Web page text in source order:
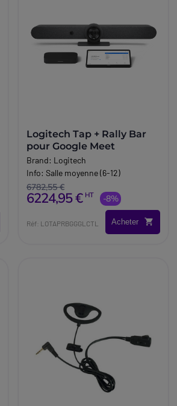
Logitech Tap + Rally Bar
pour Google Meet
Brand: Logitech
Info: Salle moyenne (6-12)
6782,55 €
6224,95 € HT -8%
Réf: LOTAPRBGGGLCTL Acheter